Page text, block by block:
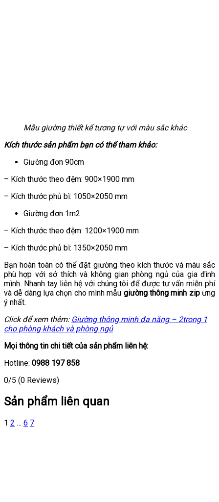
Mẫu giường thiết kế tương tự với màu sắc khác
Kích thước sản phẩm bạn có thể tham khảo:
Giường đơn 90cm
– Kích thước theo đệm: 900×1900 mm
– Kích thước phủ bì: 1050×2050 mm
Giường đơn 1m2
– Kích thước theo đệm: 1200×1900 mm
– Kích thước phủ bì: 1350×2050 mm
Bạn hoàn toàn có thể đặt giường theo kích thước và màu sắc
phù hợp với sở thích và không gian phòng ngủ của gia đình
mình. Nhanh tay liên hệ với chúng tôi để được tư vấn miễn phí
và dễ dàng lựa chọn cho mình mẫu giường thông minh zipưng
ý nhất.
Click để xem thêm: Giường thông minh đa năng – 2trong 1
cho phòng khách và phòng ngủ
Mọi thông tin chi tiết của sản phẩm liên hệ:
Hotline: 0988 197 858
0/5 (0 Reviews)
Sản phẩm liên quan
1 2 … 6 7